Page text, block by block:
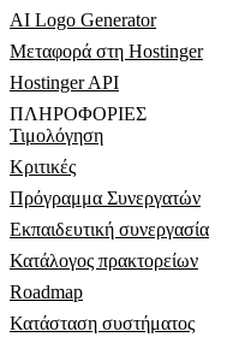
AI Logo Generator
Μεταφορά στη Hostinger
Hostinger API
ΠΛΗΡΟΦΟΡΊΕΣ
Τιμολόγηση
Κριτικές
Πρόγραμμα Συνεργατών
Εκπαιδευτική συνεργασία
Κατάλογος πρακτορείων
Roadmap
Κατάσταση συστήματος